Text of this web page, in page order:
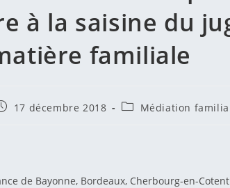
à la saisine du
familiale
17 décembre 2018
PostMédiation
de Bayonne, Bordeaux, Cherbourg-en-